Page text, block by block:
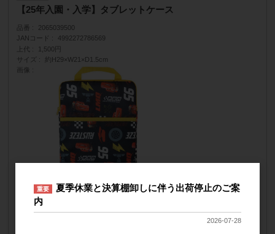
【25年入園・入学】タブレットケース
品番
2065039500
JANコード
4992272786569
上代
1,500円
サイズ
約H29×W21×D1.5cm
画像
納品形態
会員のみ公開
重要
夏季休業と決算棚卸しに伴う出荷停止のご案
内
2026-07-28